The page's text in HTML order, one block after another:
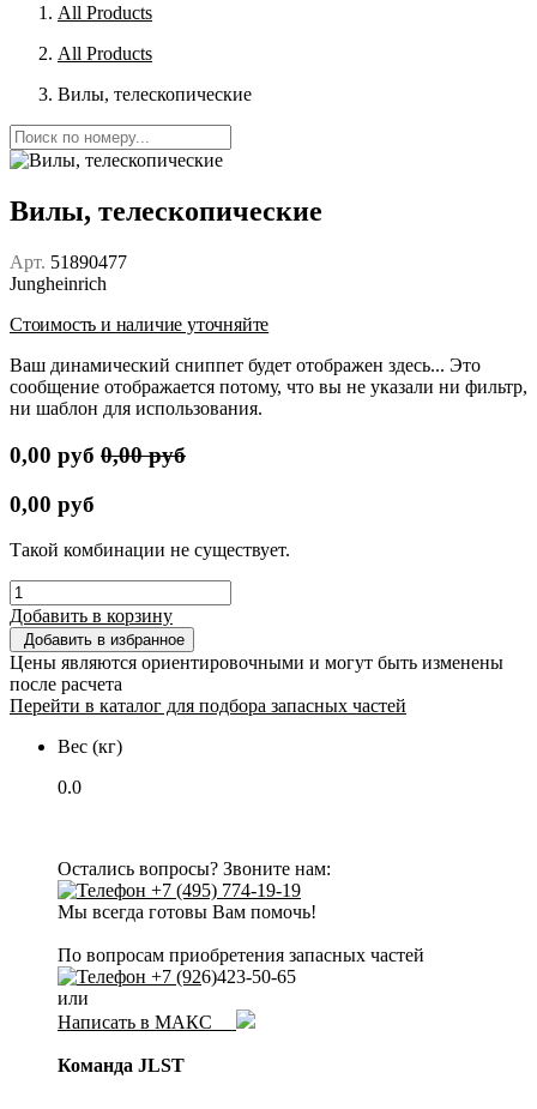
All Products
All Products
Вилы, телескопические
Вилы, телескопические
Арт. 51890477
Jungheinrich
Стоимость и наличие уточняйте
Ваш динамический сниппет будет отображен здесь... Это
сообщение отображается потому, что вы не указали ни фильтр,
ни шаблон для использования.
0,00 руб 0,00руб
0,00 руб
Такой комбинации не существует.
Добавить в корзину
Добавить в избранное
Цены являются ориентировочными и могут быть изменены
после расчета
Перейти в каталог для подбора запасных частей
Вес (кг)
0.0
Остались вопросы? Звоните нам:
+7 (495) 774-19-19
Мы всегда готовы Вам помочь!
По вопросам приобретения запасных частей
+7 (926)423-50-65
или
Написать в МАКС
Команда JLST